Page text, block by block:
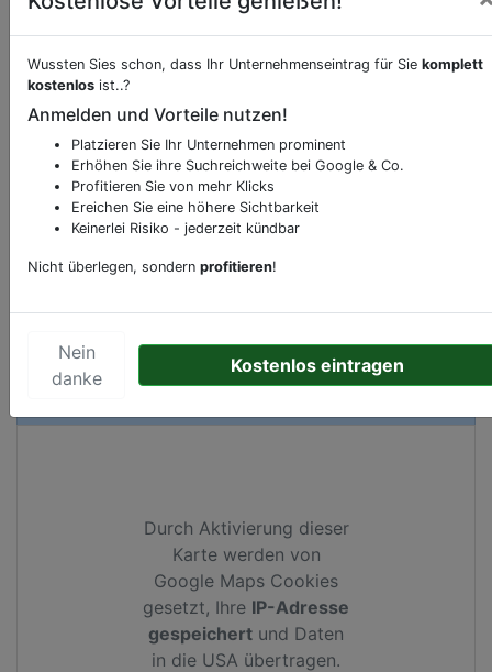
Beschreibung & Services von
Sie möchten eine Beschreibung, Dienstleistung
oder andere relevante Informationen hinzufügen?
Klicken Sie bittehierum uns zu kontaktieren.
Gerne erweitern wir Ihren Firmeneintrag um
Sonderangebote odere besondere Services, die
Ihr Unternehmen anbietet und womit Sie sich von
Durch Aktivierung dieser
Karte werden von
Google Maps Cookies
gesetzt, Ihre IP-Adresse
gespeichert und Daten
in die USA übertragen.
Wussten Sies schon, dass Ihr Unternehmenseintrag für Sie komplett
kostenlos ist..?
Anmelden und Vorteile nutzen!
Platzieren Sie Ihr Unternehmen prominent
Erhöhen Sie ihre Suchreichweite bei Google & Co.
Profitieren Sie von mehr Klicks
Ereichen Sie eine höhere Sichtbarkeit
Keinerlei Risiko - jederzeit kündbar
Nicht überlegen, sondern profitieren!
Nein
danke
Kostenlos eintragen